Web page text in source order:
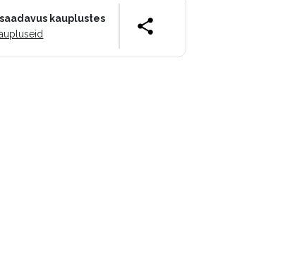
kauplustes